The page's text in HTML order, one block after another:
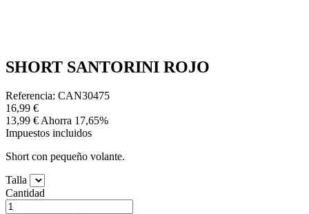
SHORT SANTORINI ROJO
Referencia: CAN30475
16,99 €
13,99 €Ahorra 17,65%
Impuestos incluidos
Short con pequeño volante.
Talla
Cantidad